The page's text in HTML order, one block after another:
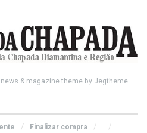
& magazine theme by Jegtheme.
Finalizar compra